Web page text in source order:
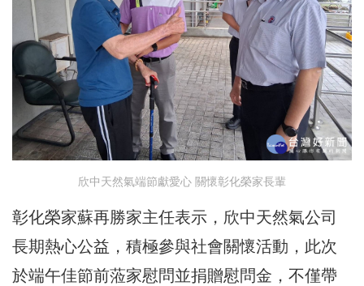
欣中天然氣端節獻愛心 關懷彰化榮家長輩
彰化榮家蘇再勝家主任表示，欣中天然氣公司
長期熱心公益，積極參與社會關懷活動，此次
於端午佳節前蒞家慰問並捐贈慰問金，不僅帶